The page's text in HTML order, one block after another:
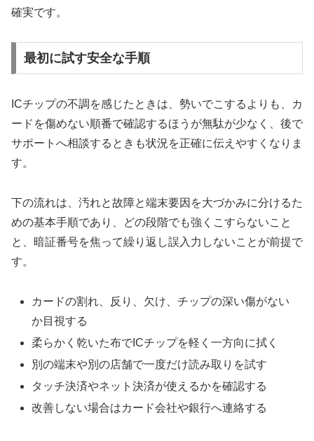
確実です。
最初に試す安全な手順
ICチップの不調を感じたときは、勢いでこするよりも、カ
ードを傷めない順番で確認するほうが無駄が少なく、後で
サポートへ相談するときも状況を正確に伝えやすくなりま
す。
下の流れは、汚れと故障と端末要因を大づかみに分けるた
めの基本手順であり、どの段階でも強くこすらないこと
と、暗証番号を焦って繰り返し誤入力しないことが前提で
す。
カードの割れ、反り、欠け、チップの深い傷がない
か目視する
柔らかく乾いた布でICチップを軽く一方向に拭く
別の端末や別の店舗で一度だけ読み取りを試す
タッチ決済やネット決済が使えるかを確認する
改善しない場合はカード会社や銀行へ連絡する